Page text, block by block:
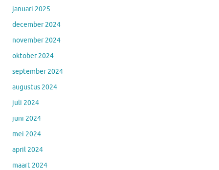
januari 2025
december 2024
november 2024
oktober 2024
september 2024
augustus 2024
juli 2024
juni 2024
mei 2024
april 2024
maart 2024